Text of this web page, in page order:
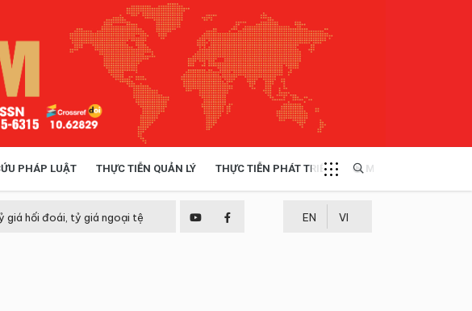
PHÁP LUẬT THỰC TIỄN QUẢN LÝ THỰC TIỄN PHÁT TRIỂN MULTIMEDIA
giá hối đoái, tỷ giá ngoại tệ EN VI